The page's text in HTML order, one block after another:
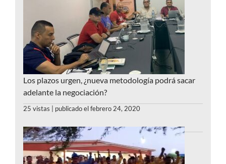
Los plazos urgen, ¿nueva metodología podrá sacar
adelante la negociación?
25 vistas publicado el febrero 24, 2020